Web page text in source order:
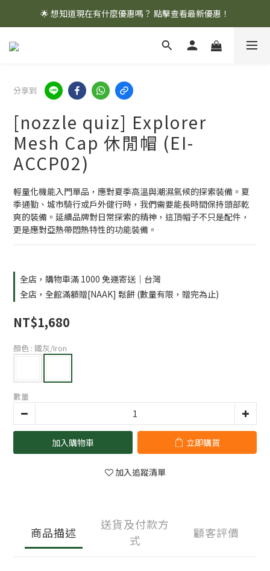
🌟 想知道現在有什麼優惠嗎？ 點擊查看最新優惠！
🌟 想知道現在有什麼優惠嗎？ 點擊查看最新優惠！
全館消費滿 $1,000 即享免運優惠
分享到
[nozzle quiz] Explorer
Mesh Cap 休閒帽 (EI-
ACCP02)
輕量化機能入門單品，應對夏季高溫與潮濕氣候的探索裝備。夏
季通勤、城市騎行或戶外健行時，我們需要能長時間保持頭部乾
爽的裝備。延續品牌對日常探索的精神，這頂帽子不只是配件，
更是應對亞熱帶悶熱特性的功能裝備。
全店，購物車滿 1000 免運寄送｜台灣
全店，全館滿額贈[NAAK] 鬆餅 (數量有限，贈完為止)
NT$1,680
顏色 : 鐵灰/Iron
數量
加入購物車 立即購買
加入追蹤清單
商品描述
送貨及付款方
式
顧客評價